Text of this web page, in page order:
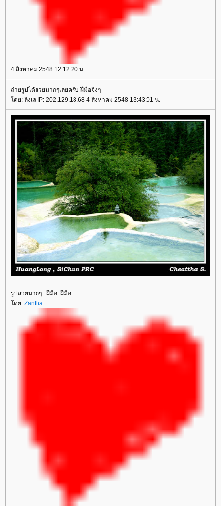
4 สิงหาคม 2548 12:12:20 น.
ถ่ายรูปได้สวยมากๆเลยครับ ฝีมือจิงๆ
ดย: ลิงเล IP: 202.129.18.68 4 สิงหาคม 2548 13:43:01 น.
รูปสวยมากๆ...ฝีมือ..ฝีมือ
ดย: Zantha